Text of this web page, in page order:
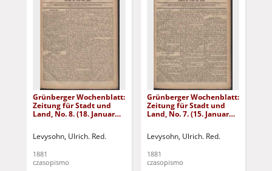
Grünberger Wochenblatt:
Zeitung für Stadt und
Land, No. 8. (18. Januar
Levysohn, Ulrich. Red.
1881
czasopismo
Grünberger Wochenblatt:
Zeitung für Stadt und
Land, No. 7. (15. Januar
Levysohn, Ulrich. Red.
1881
czasopismo